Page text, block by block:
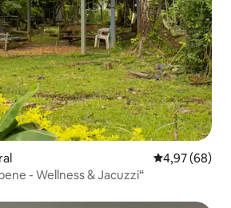
4,97 (68)
- Wellness & Jacuzzi“